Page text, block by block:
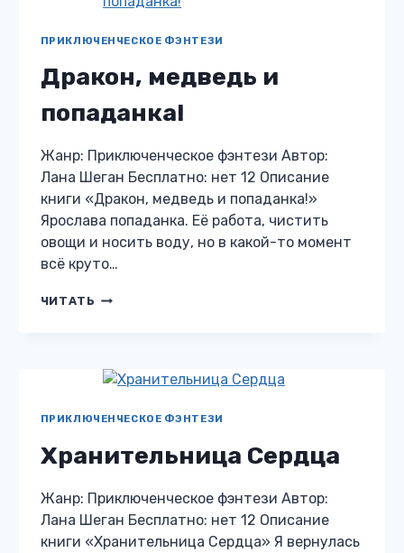
ПРИКЛЮЧЕНЧЕСКОЕ ФЭНТЕЗИ
Дракон, медведь и
попаданка!
Жанр: Приключенческое фэнтези Автор:
Лана Шеган Бесплатно: нет 12 Описание
книги «Дракон, медведь и попаданка!»
Ярослава попаданка. Её работа, чистить
овощи и носить воду, но в какой-то момент
всё круто…
ЧИТАТЬ ДРАКОН,
ПРИКЛЮЧЕНЧЕСКОЕ ФЭНТЕЗИ
Хранительница Сердца
Жанр: Приключенческое фэнтези Автор:
Лана Шеган Бесплатно: нет 12 Описание
книги «Хранительница Сердца» Я вернулась